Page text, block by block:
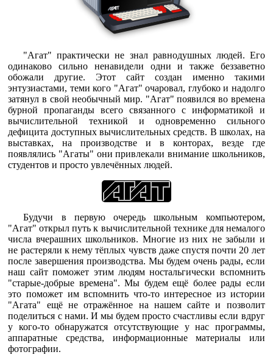
"Агат" практически не знал равнодушных людей. Его
одинаково сильно ненавидели одни и также беззаветно
обожали другие. Этот сайт создан именно такими
энтузиастами, теми кого "Агат" очаровал, глубоко и надолго
затянул в свой необычный мир. "Агат" появился во времена
бурной пропаганды всего связанного с информатикой и
вычислительной техникой и одновременно сильного
дефицита доступных вычислительных средств. В школах, на
выставках, на производстве и в конторах, везде где
появлялись "Агаты" они привлекали внимание школьников,
студентов и просто увлечённых людей.
Будучи в первую очередь школьным компьютером,
"Агат" открыл путь к вычислительной технике для немалого
числа вчерашних школьников. Многие из них не забыли и
не растеряли к нему тёплых чувств даже спустя почти 20 лет
после завершения производства. Мы будем очень рады, если
наш сайт поможет этим людям ностальгически вспомнить
"старые-добрые времена". Мы будем ещё более рады если
это поможет им вспомнить что-то интересное из истории
"Агата" ещё не отражённое на нашем сайте и позволит
поделиться с нами. И мы будем просто счастливы если вдруг
у кого-то обнаружатся отсутствующие у нас программы,
аппаратные средства, информационные материалы или
фотографии.